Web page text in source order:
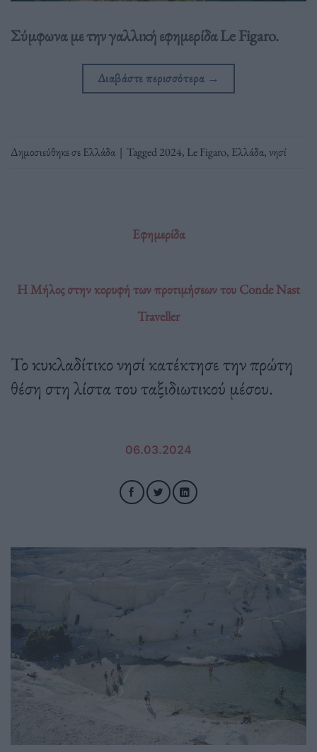
Σύμφωνα με την γαλλική εφημερίδα Le Figaro.
Διαβάστε περισσότερα →
Δημοσιεύθηκε σεΕλλάδα | Tagged2024, Le Figaro, Ελλάδα,νησί
Εφημερίδα
Η Μήλος στην κορυφή των προτιμήσεων του Conde Nast
Traveller
Το κυκλαδίτικο νησί κατέκτησε την πρώτη
θέση στη λίστα του ταξιδιωτικού μέσου.
06.03.2024